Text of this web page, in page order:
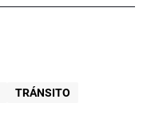
TRÁNSITO